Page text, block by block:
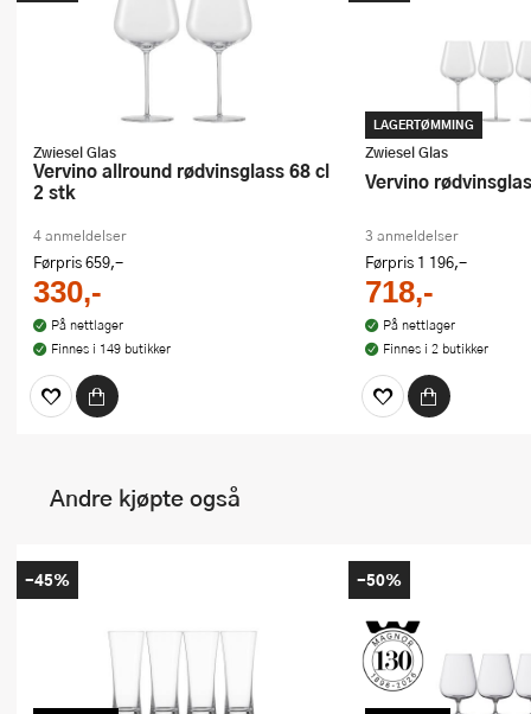
Zwiesel Glas
Vervino allround rødvinsglass 68 cl
2 stk
4 anmeldelser
Førpris659,-
330,-
På nettlager
Finnes i 149 butikker
LAGERTØMMING
Zwiesel Glas
Vervino
3 anmeldelser
Førpris 1 196,-
718,-
På nettlager
Finnes i 2 butikker
Andre kjøpte også
-45% -50%